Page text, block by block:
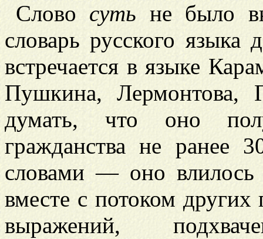
Слово суть не было
словарь русского
встречается в языке
Пушкина, Лермонтова,
думать, что оно
гражданства не
словами — оно влилось
вместе с потоком
выражений,